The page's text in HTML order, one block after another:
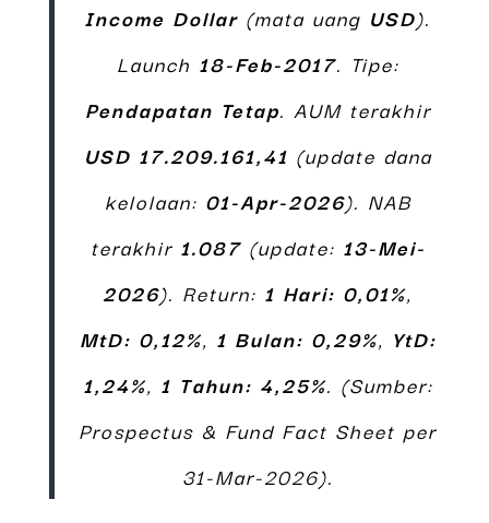
Income Dollar (mata uang USD).
Launch 18-Feb-2017. Tipe:
Pendapatan Tetap. AUM terakhir
USD 17.209.161,41 (update dana
kelolaan: 01-Apr-2026). NAB
terakhir 1.087(update: 13-Mei-
2026). Return: 1 Hari: 0,01%,
MtD: 0,12%, 1 Bulan: 0,29%, YtD:
1,24%, 1 Tahun: 4,25%. (Sumber:
Prospectus & Fund Fact Sheet per
31-Mar-2026).